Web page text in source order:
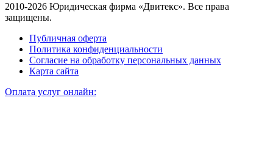
2010-2026 Юридическая фирма «Двитекс». Все права
защищены.
Публичная оферта
Политика конфиденциальности
Согласие на обработку персональных данных
Карта сайта
Оплата услуг онлайн: